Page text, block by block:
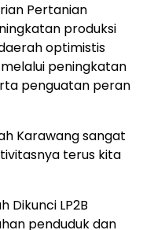
Pertanian
produksi
optimistis
peningkatan
penguatan peran
Karawang sangat
terus kita
Dikunci LP2B
penduduk dan